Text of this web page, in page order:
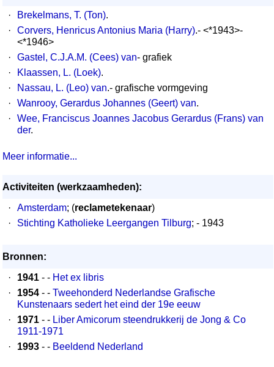
·
Brekelmans, T. (Ton).
·
Corvers, Henricus Antonius Maria (Harry).- <*1943>-
<*1946>
·
Gastel, C.J.A.M. (Cees) van- grafiek
·
Klaassen, L. (Loek).
·
Nassau, L. (Leo) van.- grafische vormgeving
·
Wanrooy, Gerardus Johannes (Geert) van.
·
Wee, Franciscus Joannes Jacobus Gerardus (Frans) van
der.
Meer informatie...
Activiteiten (werkzaamheden):
·
Amsterdam; (reclametekenaar)
·
Stichting Katholieke Leergangen Tilburg; - 1943
Bronnen:
·
1941 - - Het ex libris
·
1954 - - Tweehonderd Nederlandse Grafische
Kunstenaars sedert het eind der 19e eeuw
·
1971 - - Liber Amicorum steendrukkerij de Jong & Co
1911-1971
·
1993 - - Beeldend Nederland